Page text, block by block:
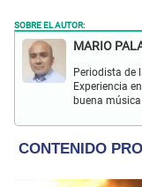
SOBRE EL AUTOR:
MARIO
Periodista de
Experiencia
buena